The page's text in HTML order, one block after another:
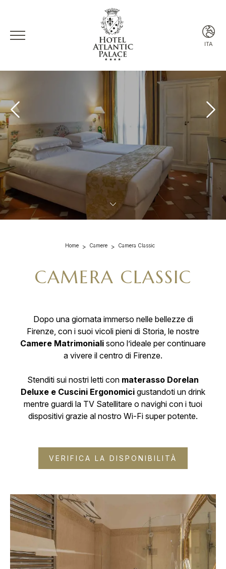
ITA
ENG
Home Camere Camera Classic
CAMERA CLASSIC
Dopo una giornata immerso nelle bellezze di
Firenze, con i suoi vicoli pieni di Storia, le nostre
Camere Matrimoniali sono l’ideale per continuare
a vivere il centro di Firenze.
Stenditi sui nostri letti con materasso Dorelan
Deluxe e Cuscini Ergonomici gustandoti un drink
mentre guardi la TV Satellitare o navighi con i tuoi
dispositivi grazie al nostro Wi-Fi super potente.
VERIFICA LA DISPONIBILITÀ